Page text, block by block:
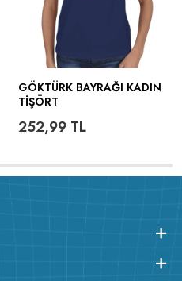
GÖKTÜRK BAYRAĞI KADIN
TIŞÖRT
252,99TL